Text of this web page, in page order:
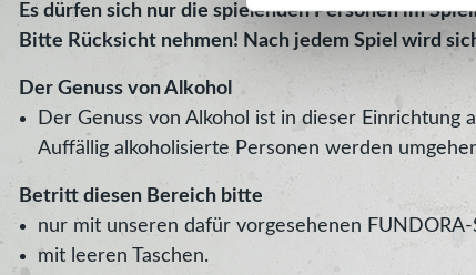
Es dürfen sich nur die spielenden Personen im
Bitte Rücksicht nehmen! Nach jedem Spiel wird
Der Genuss von Alkohol
Der Genuss von Alkohol ist in dieser
Auffällig alkoholisierte Personen werden
Betritt diesen Bereich bitte
nur mit unseren dafür vorgesehenen FUNDORA-
mit leeren Taschen.